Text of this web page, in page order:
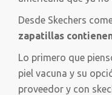
Desde Skechers
zapatillas
Lo primero que
piel vacuna y su
proveedor y con